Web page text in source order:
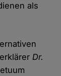
als
Dr.